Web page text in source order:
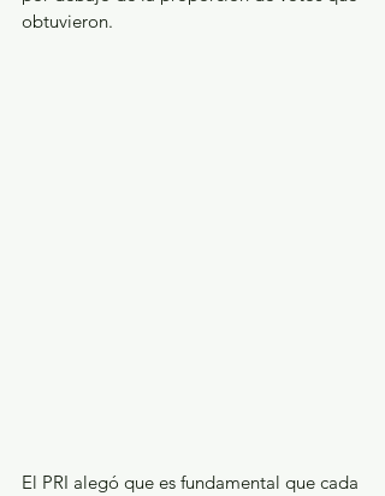
obtuvieron.
El PRI alegó que es fundamental que cada